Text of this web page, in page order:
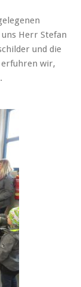
Herr Stefan
und die
erfuhren wir,